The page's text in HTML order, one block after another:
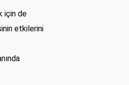
için de
etkilerini